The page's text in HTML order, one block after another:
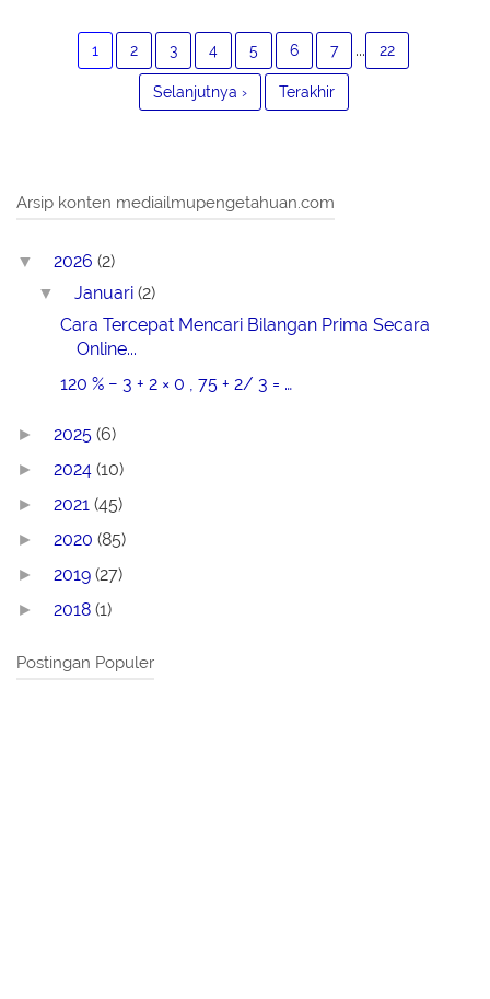
1 2 3 4 5 6 7 ... 22
Selanjutnya › Terakhir
Arsip konten mediailmupengetahuan.com
▼ 2026 (2)
▼ Januari(2)
Cara Tercepat Mencari Bilangan Prima Secara
Online...
120 % − 3 + 2 × 0 , 75 + 2/ 3 = …
► 2025 (6)
► 2024 (10)
► 2021 (45)
► 2020 (85)
► 2019 (27)
► 2018 (1)
Postingan Populer